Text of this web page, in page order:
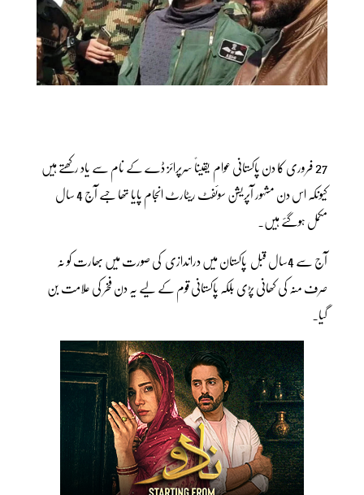
27 فروری کا دن پاکستانی عوام یقیناً سرپرائز ڈے کے نام سے یاد رکھتے ہیں
کیونکہ اس دن مشہور آپریشن سوئفٹ ریٹارٹ انجام پایا تھا جسے آج 4 سال
مکمل ہوگئے ہیں۔
آج سے 4سال قبل پاکستان میں دراندازی کی صورت میں بھارت کو نہ
صرف منہ کی کھانی پڑی بلکہ پاکستانی قوم کے لیے یہ دن فخر کی علامت بن
گیا۔